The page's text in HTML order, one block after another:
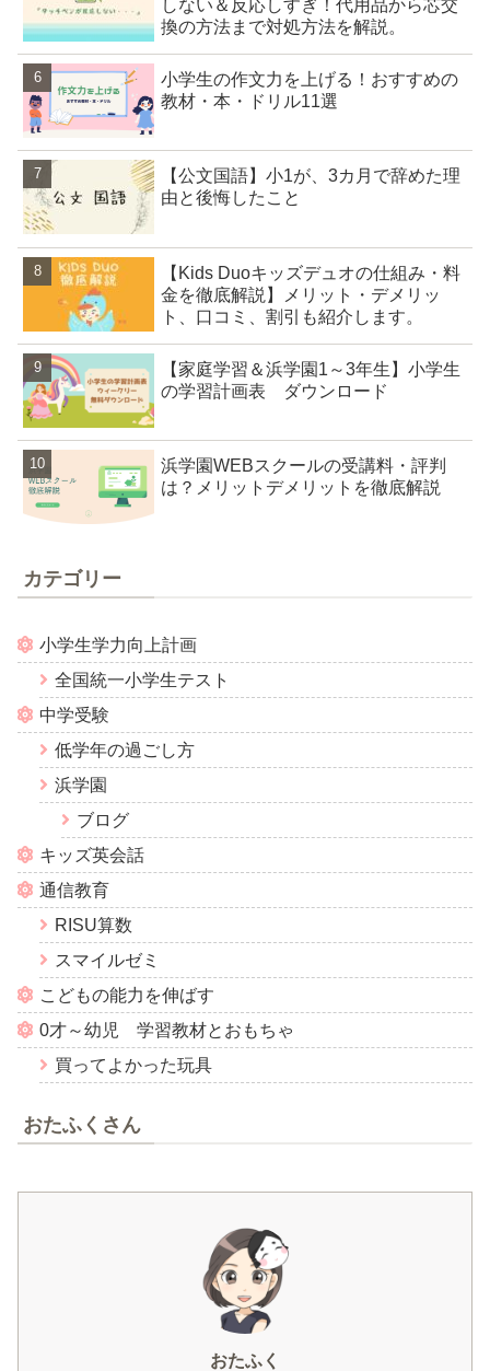
しない＆反応しすぎ！代用品から芯交
換の方法まで対処方法を解説。
小学生の作文力を上げる！おすすめの
教材・本・ドリル11選
【公文国語】小1が、3カ月で辞めた理
由と後悔したこと
【Kids Duoキッズデュオの仕組み・料
金を徹底解説】メリット・デメリッ
ト、口コミ、割引も紹介します。
【家庭学習＆浜学園1～3年生】小学生
の学習計画表 ダウンロード
浜学園WEBスクールの受講料・評判
は？メリットデメリットを徹底解説
カテゴリー
小学生学力向上計画
全国統一小学生テスト
中学受験
低学年の過ごし方
浜学園
ブログ
キッズ英会話
通信教育
RISU算数
スマイルゼミ
こどもの能力を伸ばす
0才～幼児 学習教材とおもちゃ
買ってよかった玩具
おたふくさん
おたふく